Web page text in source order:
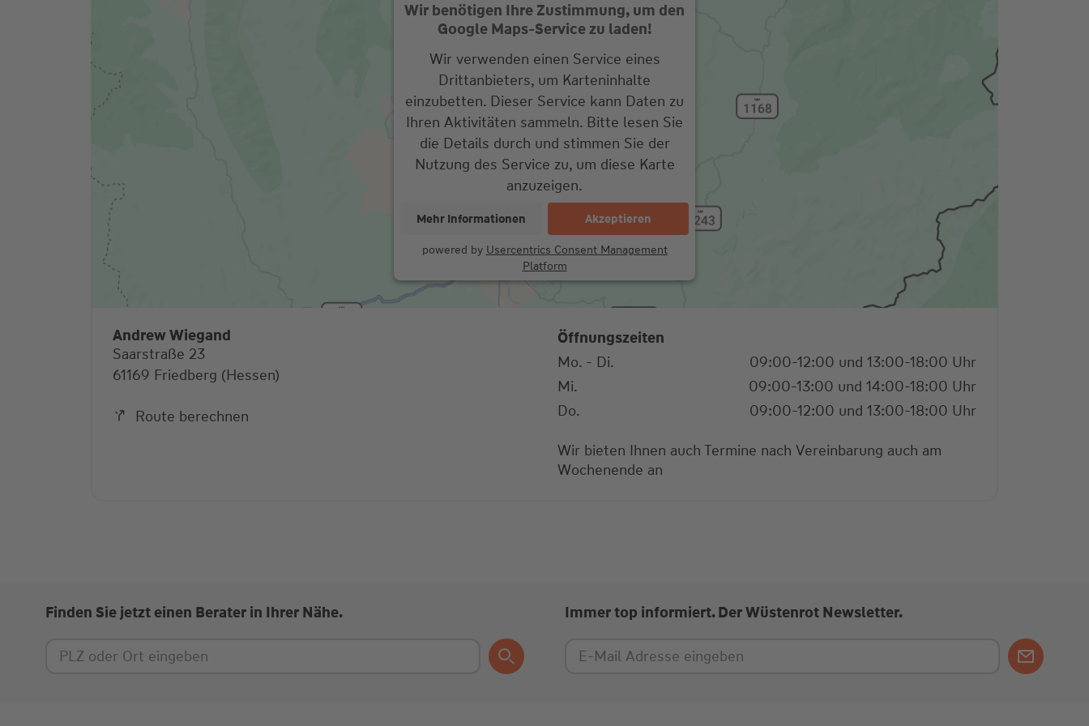
Wir benötigen Ihre Zustimmung, um den
Google Maps-Service zu laden!
Wir verwenden einen Service eines
Drittanbieters, um Karteninhalte
einzubetten. Dieser Service kann Daten zu
Ihren Aktivitäten sammeln. Bitte lesen Sie
die Details durch und stimmen Sie der
Nutzung des Service zu, um diese Karte
anzuzeigen.
Mehr Informationen Akzeptieren
powered by Usercentrics Consent Management
Platform
Andrew Wiegand
Saarstraße 23
61169 Friedberg (Hessen)
Route berechnen
Öffnungszeiten
Mo. - Di.
09:00-12:00 und 13:00-18:00 Uhr
Mi.
09:00-13:00 und 14:00-18:00 Uhr
Do.
09:00-12:00 und 13:00-18:00 Uhr
Wir bieten Ihnen auch Termine nach Vereinbarung auch am
Wochenende an
Finden Sie jetzt einen Berater in Ihrer Nähe. Immer top informiert. Der Wüstenrot Newsletter.